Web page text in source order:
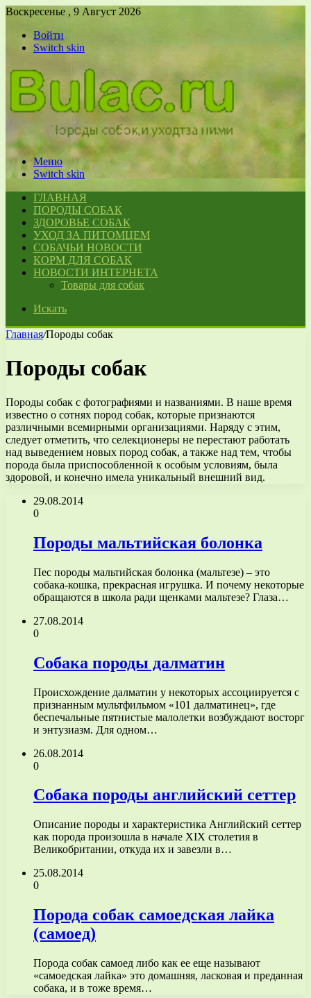
Воскресенье , 9 Август 2026
Войти
Switch skin
Меню
Switch skin
ГЛАВНАЯ
ПОРОДЫ СОБАК
ЗДОРОВЬЕ СОБАК
УХОД ЗА ПИТОМЦЕМ
СОБАЧЬИ НОВОСТИ
КОРМ ДЛЯ СОБАК
НОВОСТИ ИНТЕРНЕТА
Товары для собак
Искать
Главная/Породы собак
Породы собак
Породы собак с фотографиями и названиями. В наше время
известно о сотнях пород собак, которые признаются
различными всемирными организациями. Наряду с этим,
следует отметить, что селекционеры не перестают работать
над выведением новых пород собак, а также над тем, чтобы
порода была приспособленной к особым условиям, была
здоровой, и конечно имела уникальный внешний вид.
29.08.2014
0
Породы мальтийская болонка
Пес породы мальтийская болонка (мальтезе) – это
собака-кошка, прекрасная игрушка. И почему некоторые
обращаются в школа ради щенками мальтезе? Глаза…
27.08.2014
0
Собака породы далматин
Происхождение далматин у некоторых ассоциируется с
признанным мультфильмом «101 далматинец», где
беспечальные пятнистые малолетки возбуждают восторг
и энтузиазм. Для одном…
26.08.2014
0
Собака породы английский сеттер
Описание породы и характеристика Английский сеттер
как порода произошла в начале XIX столетия в
Великобритании, откуда их и завезли в…
25.08.2014
0
Порода собак самоедская лайка
(самоед)
Порода собак самоед либо как ее еще называют
«самоедская лайка» это домашняя, ласковая и преданная
собака, и в тоже время…